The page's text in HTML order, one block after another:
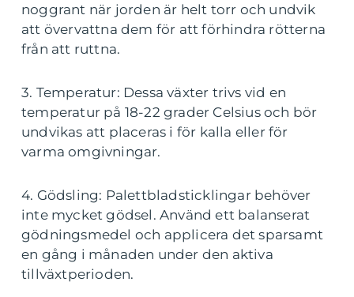
noggrant när jorden är helt torr och undvik
att övervattna dem för att förhindra rötterna
från att ruttna.
3. Temperatur: Dessa växter trivs vid en
temperatur på 18-22 grader Celsius och bör
undvikas att placeras i för kalla eller för
varma omgivningar.
4. Gödsling: Palettbladsticklingar behöver
inte mycket gödsel. Använd ett balanserat
gödningsmedel och applicera det sparsamt
en gång i månaden under den aktiva
tillväxtperioden.